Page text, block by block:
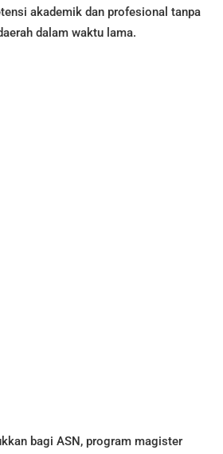
akademik dan profesional tanpa
dalam waktu lama.
bagi ASN, program magister